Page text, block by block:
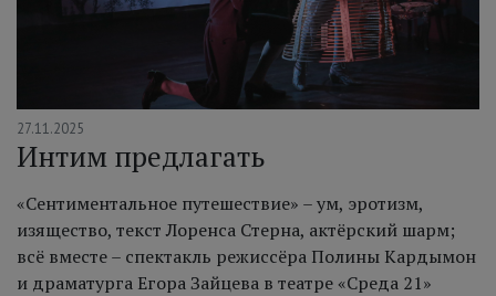
27.11.2025
Интим предлагать
«Сентиментальное путешествие» – ум, эротизм,
изящество, текст Лоренса Стерна, актёрский шарм;
всё вместе – спектакль режиссёра Полины Кардымон
и драматурга Егора Зайцева в театре «Среда 21»